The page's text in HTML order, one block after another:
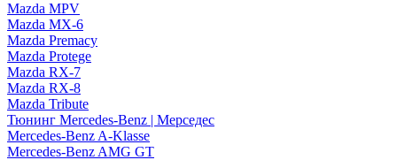
Mazda MPV
Mazda MX-6
Mazda Premacy
Mazda Protege
Mazda RX-7
Mazda RX-8
Mazda Tribute
Тюнинг Mercedes-Benz | Мерседес
Mercedes-Benz A-Klasse
Mercedes-Benz AMG GT